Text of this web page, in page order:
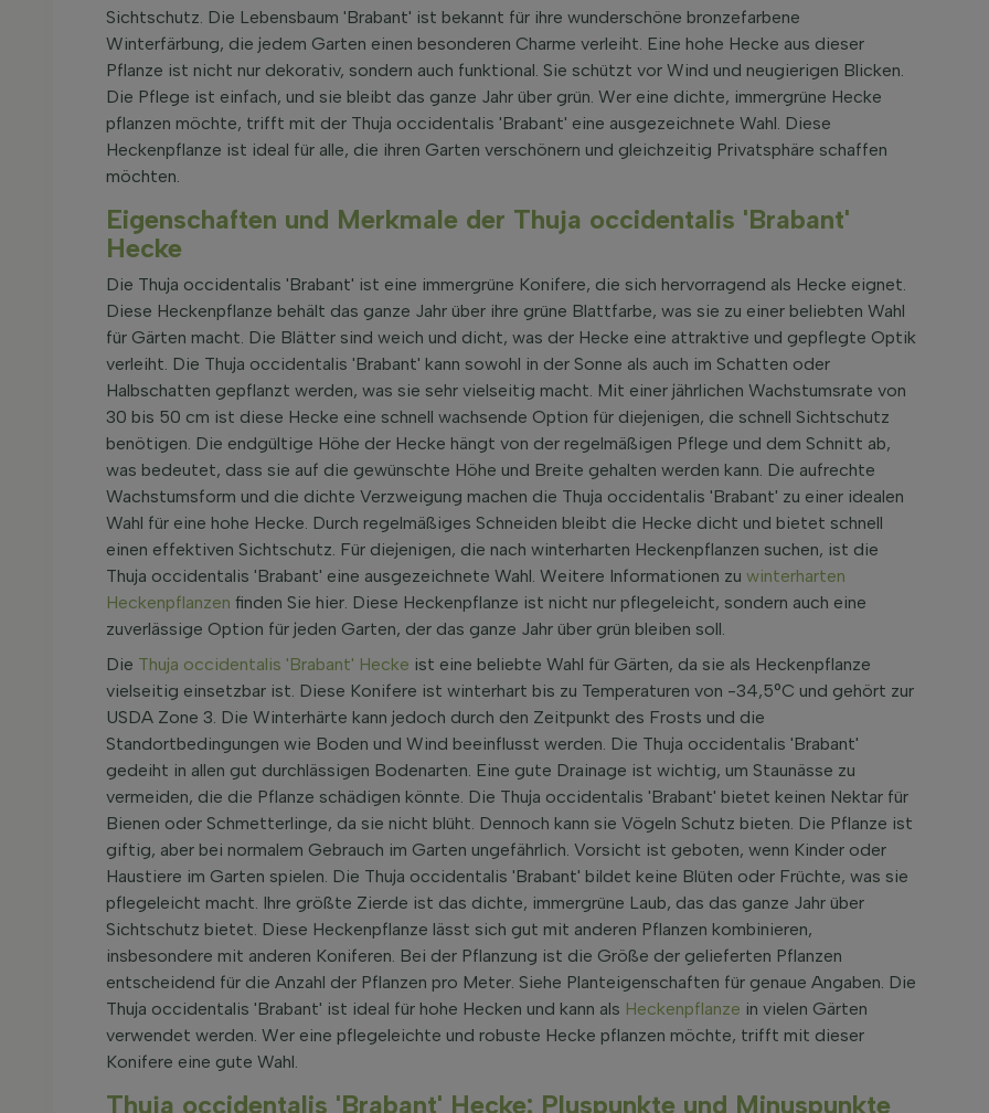
Sichtschutz. Die Lebensbaum 'Brabant' ist bekannt für ihre wunderschöne bronzefarbene
Winterfärbung, die jedem Garten einen besonderen Charme verleiht. Eine hohe Hecke aus dieser
Pflanze ist nicht nur dekorativ, sondern auch funktional. Sie schützt vor Wind und neugierigen Blicken.
Die Pflege ist einfach, und sie bleibt das ganze Jahr über grün. Wer eine dichte, immergrüne Hecke
pflanzen möchte, trifft mit der Thuja occidentalis 'Brabant' eine ausgezeichnete Wahl. Diese
Heckenpflanze ist ideal für alle, die ihren Garten verschönern und gleichzeitig Privatsphäre schaffen
möchten.
Eigenschaften und Merkmale der Thuja occidentalis 'Brabant'
Hecke
Die Thuja occidentalis 'Brabant' ist eine immergrüne Konifere, die sich hervorragend als Hecke eignet.
Diese Heckenpflanze behält das ganze Jahr über ihre grüne Blattfarbe, was sie zu einer beliebten Wahl
für Gärten macht. Die Blätter sind weich und dicht, was der Hecke eine attraktive und gepflegte Optik
verleiht. Die Thuja occidentalis 'Brabant' kann sowohl in der Sonne als auch im Schatten oder
Halbschatten gepflanzt werden, was sie sehr vielseitig macht. Mit einer jährlichen Wachstumsrate von
30 bis 50 cm ist diese Hecke eine schnell wachsende Option für diejenigen, die schnell Sichtschutz
benötigen. Die endgültige Höhe der Hecke hängt von der regelmäßigen Pflege und dem Schnitt ab,
was bedeutet, dass sie auf die gewünschte Höhe und Breite gehalten werden kann. Die aufrechte
Wachstumsform und die dichte Verzweigung machen die Thuja occidentalis 'Brabant' zu einer idealen
Wahl für eine hohe Hecke. Durch regelmäßiges Schneiden bleibt die Hecke dicht und bietet schnell
einen effektiven Sichtschutz. Für diejenigen, die nach winterharten Heckenpflanzen suchen, ist die
Thuja occidentalis 'Brabant' eine ausgezeichnete Wahl. Weitere Informationen zu winterharten
Heckenpflanzen finden Sie hier. Diese Heckenpflanze ist nicht nur pflegeleicht, sondern auch eine
zuverlässige Option für jeden Garten, der das ganze Jahr über grün bleiben soll.
Die Thuja occidentalis 'Brabant' Hecke ist eine beliebte Wahl für Gärten, da sie als Heckenpflanze
vielseitig einsetzbar ist. Diese Konifere ist winterhart bis zu Temperaturen von -34,5°C und gehört zur
USDA Zone 3. Die Winterhärte kann jedoch durch den Zeitpunkt des Frosts und die
Standortbedingungen wie Boden und Wind beeinflusst werden. Die Thuja occidentalis 'Brabant'
gedeiht in allen gut durchlässigen Bodenarten. Eine gute Drainage ist wichtig, um Staunässe zu
vermeiden, die die Pflanze schädigen könnte. Die Thuja occidentalis 'Brabant' bietet keinen Nektar für
Bienen oder Schmetterlinge, da sie nicht blüht. Dennoch kann sie Vögeln Schutz bieten. Die Pflanze ist
giftig, aber bei normalem Gebrauch im Garten ungefährlich. Vorsicht ist geboten, wenn Kinder oder
Haustiere im Garten spielen. Die Thuja occidentalis 'Brabant' bildet keine Blüten oder Früchte, was sie
pflegeleicht macht. Ihre größte Zierde ist das dichte, immergrüne Laub, das das ganze Jahr über
Sichtschutz bietet. Diese Heckenpflanze lässt sich gut mit anderen Pflanzen kombinieren,
insbesondere mit anderen Koniferen. Bei der Pflanzung ist die Größe der gelieferten Pflanzen
entscheidend für die Anzahl der Pflanzen pro Meter. Siehe Planteigenschaften für genaue Angaben. Die
Thuja occidentalis 'Brabant' ist ideal für hohe Hecken und kann als Heckenpflanze in vielen Gärten
verwendet werden. Wer eine pflegeleichte und robuste Hecke pflanzen möchte, trifft mit dieser
Konifere eine gute Wahl.
Thuja occidentalis 'Brabant' Hecke: Pluspunkte und Minuspunkte